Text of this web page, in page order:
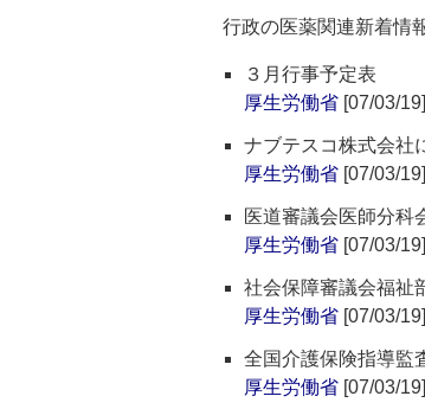
行政の医薬関連新着情
３月行事予定表
厚生労働省 [07/03/19]
ナブテスコ株式会社
厚生労働省 [07/03/19]
医道審議会医師分科
厚生労働省 [07/03/19]
社会保障審議会福祉
厚生労働省 [07/03/19]
全国介護保険指導監
厚生労働省 [07/03/19]